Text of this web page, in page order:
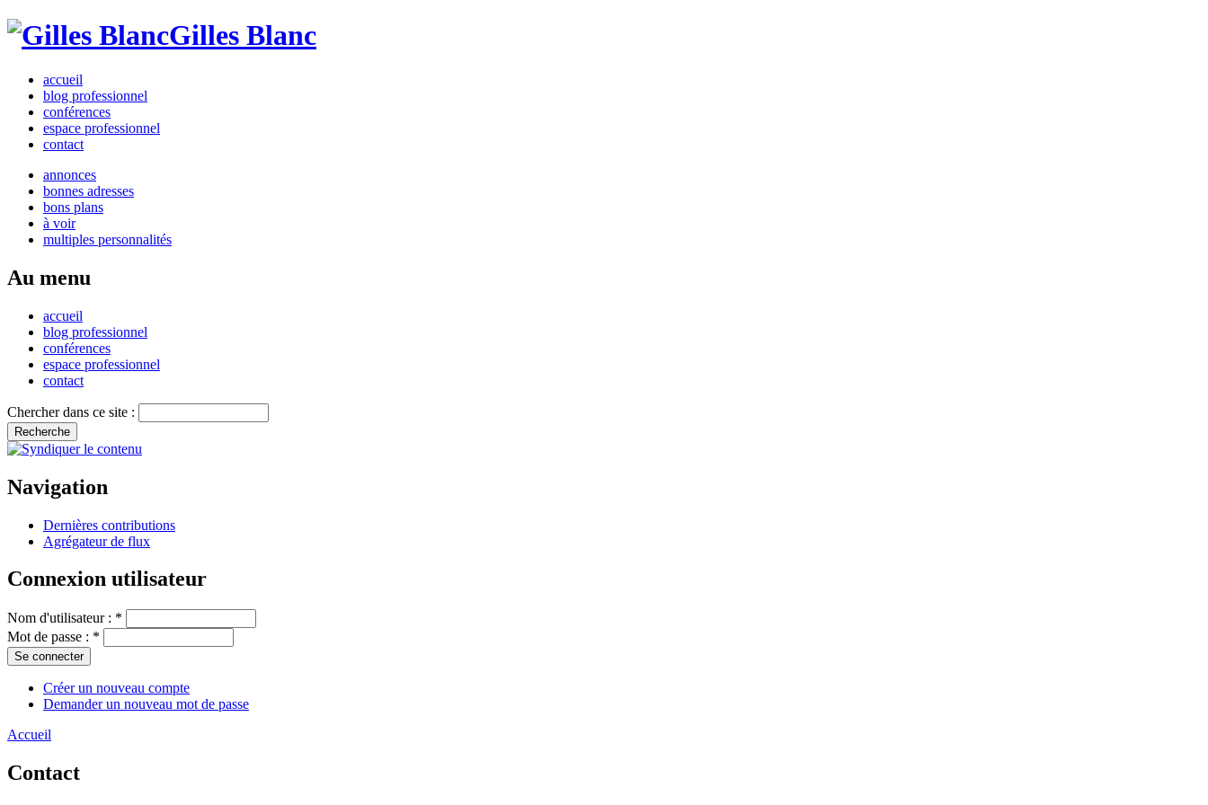
Gilles Blanc
accueil
blog professionnel
conférences
espace professionnel
contact
annonces
bonnes adresses
bons plans
à voir
multiples personnalités
Au menu
accueil
blog professionnel
conférences
espace professionnel
contact
Chercher dans ce site :
Navigation
Dernières contributions
Agrégateur de flux
Connexion utilisateur
Nom d'utilisateur : *
Mot de passe : *
Créer un nouveau compte
Demander un nouveau mot de passe
Accueil
Contact